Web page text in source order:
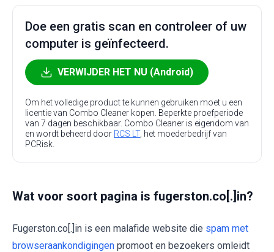
Doe een gratis scan en controleer of uw
computer is geïnfecteerd.
VERWIJDER HET NU (Android)
Om het volledige product te kunnen gebruiken moet u een
licentie van Combo Cleaner kopen. Beperkte proefperiode
van 7 dagen beschikbaar. Combo Cleaner is eigendom van
en wordt beheerd door RCS LT, het moederbedrijf van
PCRisk.
Wat voor soort pagina is fugerston.co[.]in?
Fugerston.co[.]in is een malafide website die spam met
browseraankondigingen promoot en bezoekers omleidt